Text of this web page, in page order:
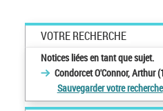
VOTRE RECHERCHE
Notices liées en tant que sujet.
Condorcet O'Connor, Arthur
Sauvegarder votre recherche